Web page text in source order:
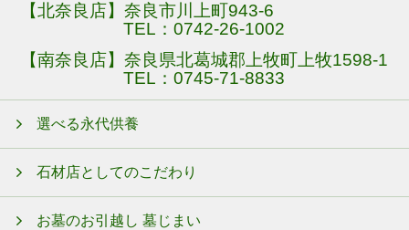
【北奈良店】奈良市川上町943-6
TEL：0742-26-1002
【南奈良店】奈良県北葛城郡上牧町上牧1598-1
TEL：0745-71-8833
選べる永代供養
石材店としてのこだわり
お墓のお引越し 墓じまい